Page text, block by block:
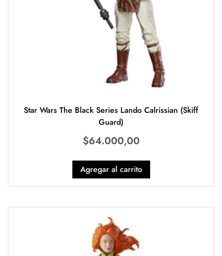
Star Wars The Black Series Lando Calrissian (Skiff
Guard)
$64.000,00
Agregar al carrito